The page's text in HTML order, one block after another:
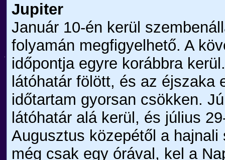
Jupiter
Január 10-én kerül
folyamán megfigyelhető. A
időpontja egyre korábbra
látóhatár fölött, és az éjszaka
időtartam gyorsan csökken.
látóhatár alá kerül, és július
Augusztus közepétől a
még csak egy órával, kel a